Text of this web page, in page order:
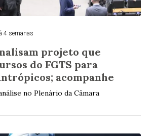
4 semanas
projeto que
do FGTS para
acompanhe
no Plenário da Câmara